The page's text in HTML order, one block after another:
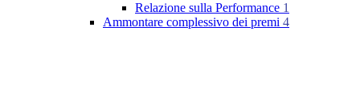
Relazione sulla Performance 1
Ammontare complessivo dei premi 4